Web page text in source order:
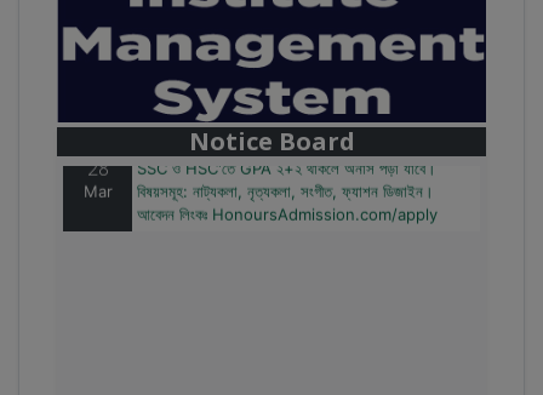
Notice Board
বাজেটের মধ্যে প্রাইভেট ইউনিভার্সিটিতে অনার্স পড়ার সুযোগ।
২০টির অধিক বিষয়, ৪ বছরে মোট খরচ ২ লক্ষ থেকে ৫ লক্ষ টাকা।
আবেদন লিংকঃ HonoursAdmission.com/apply
28
Mar
SSC ও HSC'তে GPA ২+২ থাকলে অনার্স পড়া যাবে।
বিষয়সমূহ: নাট্যকলা, নৃত্যকলা, সংগীত, ফ্যাশন ডিজাইন।
আবেদন লিংকঃ HonoursAdmission.com/apply